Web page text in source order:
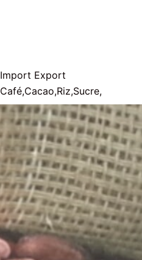
Import Export
Café,Cacao,Riz,Sucre,